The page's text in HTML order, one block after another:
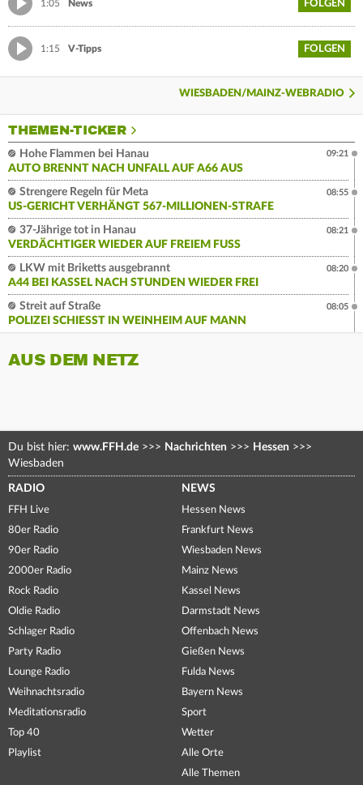
1:05 News FOLGEN
1:15 V-Tipps FOLGEN
WIESBADEN/MAINZ-WEBRADIO
THEMEN-TICKER
Hohe Flammen bei Hanau
AUTO BRENNT NACH UNFALL AUF A66 AUS
09:21
Strengere Regeln für Meta
US-GERICHT VERHÄNGT 567-MILLIONEN-STRAFE
08:55
37-Jährige tot in Hanau
VERDÄCHTIGER WIEDER AUF FREIEM FUSS
08:21
LKW mit Briketts ausgebrannt
A44 BEI KASSEL NACH STUNDEN WIEDER FREI
08:20
Streit auf Straße
POLIZEI SCHIESST IN WEINHEIM AUF MANN
08:05
AUS DEM NETZ
Du bist hier: www.FFH.de >>> Nachrichten >>> Hessen >>>
Wiesbaden
RADIO
FFH Live
80er Radio
90er Radio
2000er Radio
Rock Radio
Oldie Radio
Schlager Radio
Party Radio
Lounge Radio
Weihnachtsradio
Meditationsradio
Top 40
Playlist
NEWS
Hessen News
Frankfurt News
Wiesbaden News
Mainz News
Kassel News
Darmstadt News
Offenbach News
Gießen News
Fulda News
Bayern News
Sport
Wetter
Alle Orte
Alle Themen